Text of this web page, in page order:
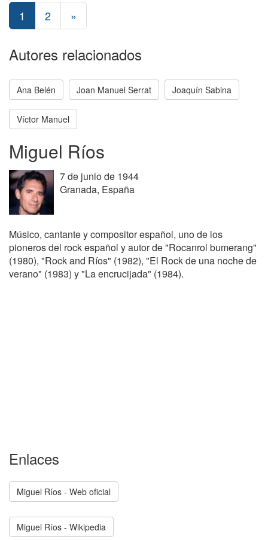
1 2 »
Autores relacionados
Ana Belén Joan Manuel Serrat Joaquín Sabina
Víctor Manuel
Miguel Ríos
7 de junio de 1944
Granada, España
Músico, cantante y compositor español, uno de los
pioneros del rock español y autor de "Rocanrol bumerang"
(1980), "Rock and Ríos" (1982), "El Rock de una noche de
verano" (1983) y "La encrucijada" (1984).
Enlaces
Miguel Ríos - Web oficial
Miguel Ríos - Wikipedia